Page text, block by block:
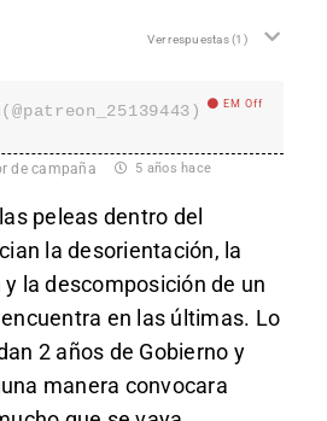
Ver respuestas(1)
(@patreon_25139443) EM Off
de campaña 5 años hace
peleas dentro del
la desorientación, la
la descomposición de un
en las últimas. Lo
2 años de Gobierno y
manera convocara